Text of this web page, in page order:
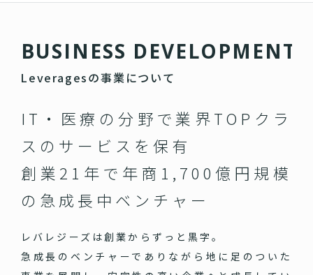
BUSIN ESS DEVELOPM ENT
Leveragesの事業について
IT・医療の分野で業界TOPクラ
スのサービスを保有
創業21年で年商1,700億円規模
の急成長中ベンチャー
レバレジーズは創業からずっと黒字。
急成長のベンチャーでありながら地に足のついた